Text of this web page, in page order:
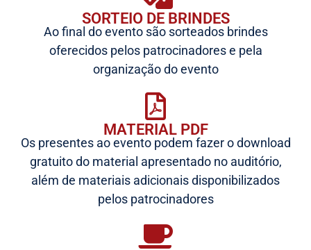
SORTEIO DE BRINDES
Ao final do evento são sorteados brindes
oferecidos pelos patrocinadores e pela
organização do evento
MATERIAL PDF
Os presentes ao evento podem fazer o download
gratuito do material apresentado no auditório,
além de materiais adicionais disponibilizados
pelos patrocinadores